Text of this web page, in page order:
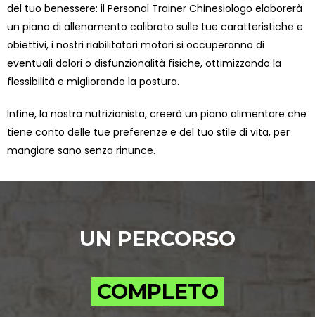
del tuo benessere: il Personal Trainer Chinesiologo elaborerà
un piano di allenamento calibrato sulle tue caratteristiche e
obiettivi, i nostri riabilitatori motori si occuperanno di
eventuali dolori o disfunzionalità fisiche, ottimizzando la
flessibilità e migliorando la postura.
Infine, la nostra nutrizionista, creerà un piano alimentare che
tiene conto delle tue preferenze e del tuo stile di vita, per
mangiare sano senza rinunce.
UN PERCORSO
COMPLETO